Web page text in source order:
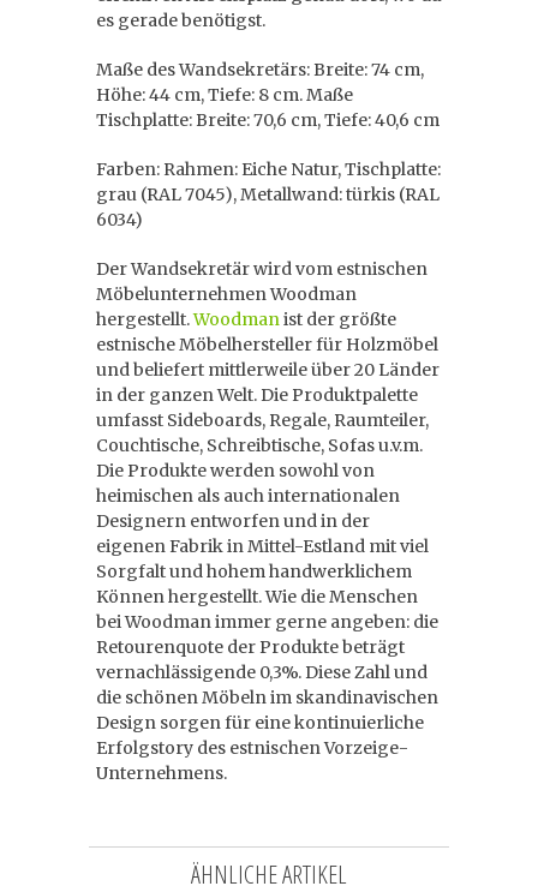
es gerade benötigst.
Maße des Wandsekretärs: Breite: 74 cm,
Höhe: 44 cm, Tiefe: 8 cm. Maße
Tischplatte: Breite: 70,6 cm, Tiefe: 40,6 cm
Farben: Rahmen: Eiche Natur, Tischplatte:
grau (RAL 7045), Metallwand: türkis (RAL
6034)
Der Wandsekretär wird vom estnischen
Möbelunternehmen Woodman
hergestellt.Woodmanist der größte
estnische Möbelhersteller für Holzmöbel
und beliefert mittlerweile über 20 Länder
in der ganzen Welt. Die Produktpalette
umfasst Sideboards, Regale, Raumteiler,
Couchtische, Schreibtische, Sofas u.v.m.
Die Produkte werden sowohl von
heimischen als auch internationalen
Designern entworfen und in der
eigenen Fabrik in Mittel-Estland mit viel
Sorgfalt und hohem handwerklichem
Können hergestellt. Wie die Menschen
bei Woodman immer gerne angeben: die
Retourenquote der Produkte beträgt
vernachlässigende 0,3%. Diese Zahl und
die schönen Möbeln im skandinavischen
Design sorgen für eine kontinuierliche
Erfolgstory des estnischen Vorzeige-
Unternehmens.
ÄHNLICHE ARTIKEL